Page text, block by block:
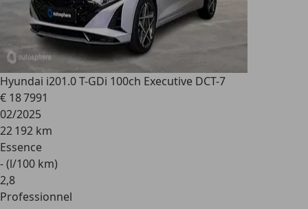
Hyundai i201.0 T-GDi 100ch Executive DCT-7
€ 18 7991
02/2025
22 192 km
Essence
- (l/100 km)
2,8
Professionnel